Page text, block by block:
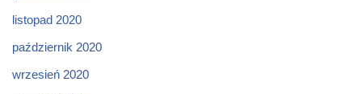
listopad 2020
październik 2020
wrzesień 2020